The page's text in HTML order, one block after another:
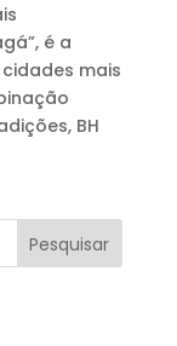
é a
mais
BH
Pesquisar